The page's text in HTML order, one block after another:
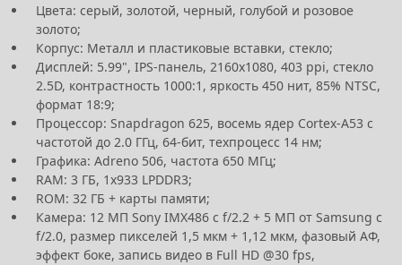
Цвета: серый, золотой, черный, голубой и розовое
золото;
Корпус: Металл и пластиковые вставки, стекло;
Дисплей: 5.99", IPS-панель, 2160х1080, 403 ppi, стекло
2.5D, контрастность 1000:1, яркость 450 нит, 85% NTSC,
формат 18:9;
Процессор: Snapdragon 625, восемь ядер Cortex-A53 с
частотой до 2.0 ГГц, 64-бит, техпроцесс 14 нм;
Графика: Adreno 506, частота 650 МГц;
RAM: 3 ГБ, 1х933 LPDDR3;
ROM: 32 ГБ + карты памяти;
Камера: 12 МП Sony IMX486 c f/2.2 + 5 МП от Samsung с
f/2.0, размер пикселей 1,5 мкм + 1,12 мкм, фазовый АФ,
эффект боке, запись видео в Full HD @30 fps,